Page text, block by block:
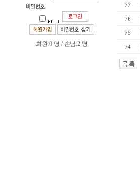
회원:0 명 / 손님:2 명
77
76
75
74